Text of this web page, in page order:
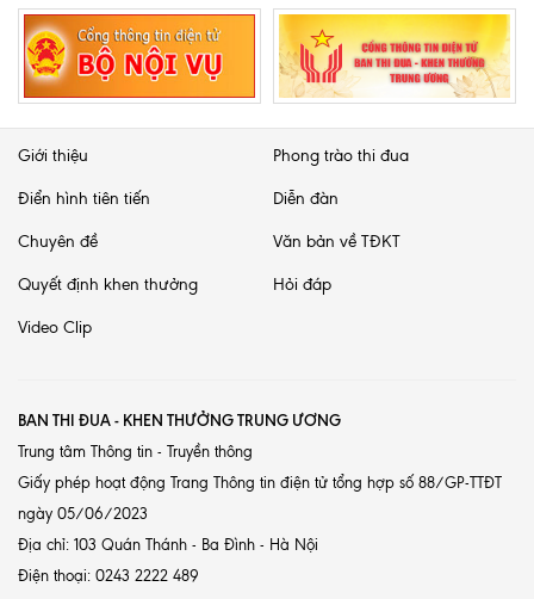
Giới thiệu Phong trào thi đua
Điển hình tiên tiến Diễn đàn
Chuyên đề Văn bản về TĐKT
Quyết định khen thưởng Hỏi đáp
Video Clip
BAN THI ĐUA - KHEN THƯỞNG TRUNG ƯƠNG
Trung tâm Thông tin - Truyền thông
Giấy phép hoạt động Trang Thông tin điện tử tổng hợp số 88/GP-TTĐT
ngày 05/06/2023
Địa chỉ: 103 Quán Thánh - Ba Đình - Hà Nội
Điện thoại: 0243 2222 489